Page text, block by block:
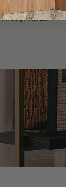
merken.
vraag? Aarzel